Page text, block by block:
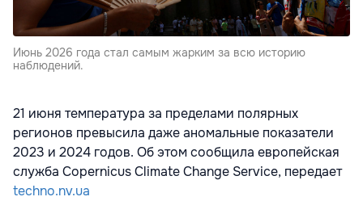
Июнь 2026 года стал самым жарким за всю историю
наблюдений.
21 июня температура за пределами полярных
регионов превысила даже аномальные показатели
2023 и 2024 годов. Об этом сообщила европейская
служба Copernicus Climate Change Service, передает
techno.nv.ua